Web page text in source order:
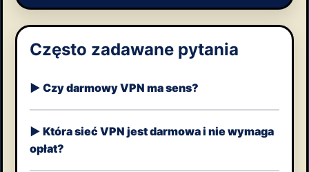
Często zadawane pytania
Czy darmowy VPN ma sens?
Która sieć VPN jest darmowa i nie wymaga
opłat?